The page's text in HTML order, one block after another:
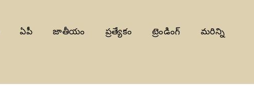
ఏపీ జాతీయం ప్రత్యేకం ట్రెండింగ్ మరిన్ని